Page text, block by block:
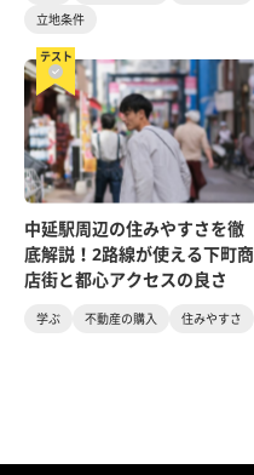
立地条件
テスト
中延駅周辺の住みやすさを徹
底解説！2路線が使える下町商
店街と都心アクセスの良さ
学ぶ 不動産の購入 住みやすさ